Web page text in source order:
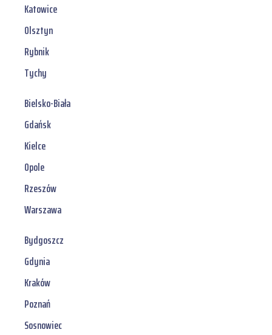
Katowice
Olsztyn
Rybnik
Tychy
Bielsko-Biała
Gdańsk
Kielce
Opole
Rzeszów
Warszawa
Bydgoszcz
Gdynia
Kraków
Poznań
Sosnowiec